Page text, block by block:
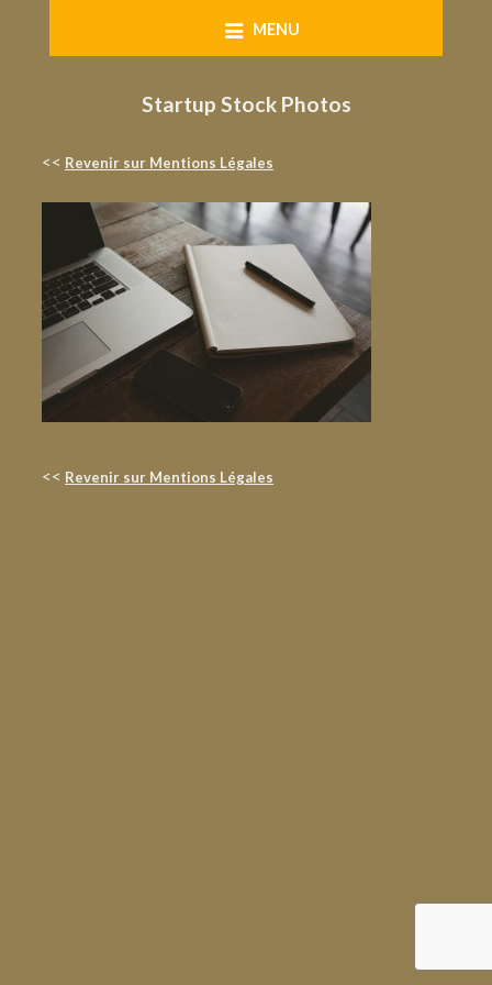
to
MENU
Startup Stock Photos
<< Revenir sur Mentions Légales
<< Revenir sur Mentions Légales